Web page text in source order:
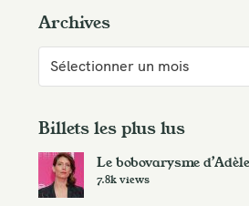
Archives
r
h
i
e
Billets les plus lus
Le bobovarysme
7.8k views